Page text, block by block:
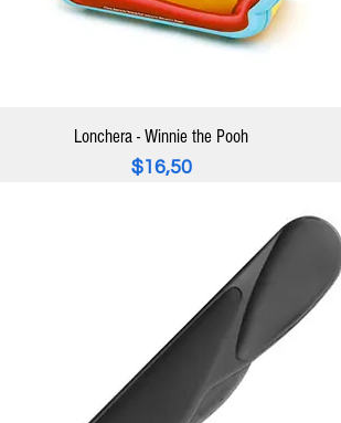
Lonchera - Winnie the Pooh
Precio
$16,50